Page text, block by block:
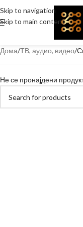
Skip to navigation
Skip to main content
Дома ТВ, аудио, видео
Не се пронајдени